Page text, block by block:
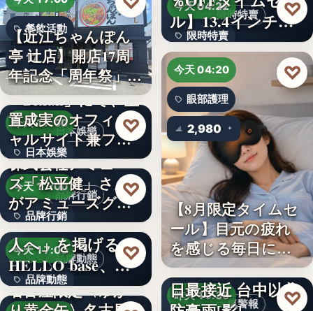
餐飲活動
17
【近江ちゃんぽん
亭 辻店】開店17周
年記念「周年祭」開
催…
日本娛樂
今天 17:00
日本娛樂
730円
「Bitfan」にて、玉
置成実のオフィシ
ャルサイト兼フ
ァ…
♡
品牌行銷
今天 17:00
品牌行銷
1,200億円
株式会社アミュー
ズ「松平健」さん
がアミューズグル
ープ ス…
♡
品牌動態
今天 17:00
品牌動態
「社長に買われる
人へ」を掲げる
HELLO base、創
業…
♡
名古屋限定〈ゆか
限時特賣
今天 04:22
限時特賣
文字
ル】13.4インチ大
画面…
♡
今天 04:20
眼部護理
2,980
【8月限定タイムセ
ール】目元の疲れ
を感じる毎日に。3
段階…
♡
天氣警報
昨天 19:36
颱風白海豚8日及9
日最接近 台中以北
♡